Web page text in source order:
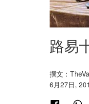
路易
撰文：
6月27日,